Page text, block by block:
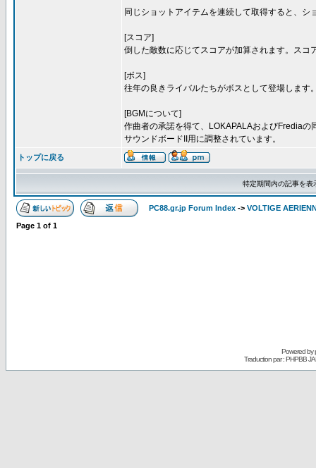
同じショットアイテムを連続して取得すると、
[スコア]
倒した敵数に応じてスコアが加算されます。ス
[ボス]
往年の良きライバルたちがボスとして登場します
[BGMについて]
作曲者の承諾を得て、LOKAPALAおよびFrediaの
サウンドボードII用に調整されています。
トップに戻る
特定期間内の記事を
PC88.gr.jp Forum Index -> VOLTIGE
Page 1 of 1
Powered by
Traduction par : PHPBB